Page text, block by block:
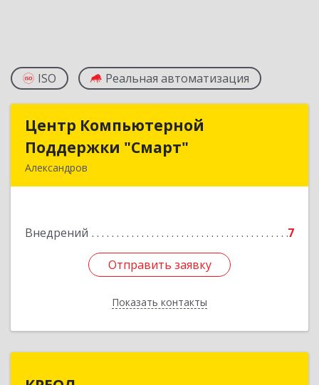
ISO Реальная автоматизация
Центр Компьютерной
Поддержки "Смарт"
Александров
Внедрений 7
Отправить заявку
Показать контакты
Центр Компьютерной
Поддержки "Смарт"